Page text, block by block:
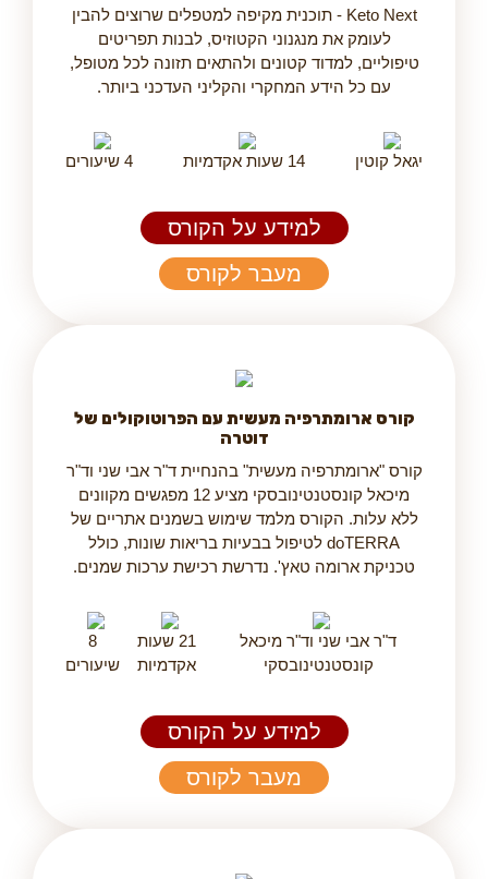
Keto Next - תוכנית מקיפה למטפלים שרוצים להבין
לעומק את מנגנוני הקטוזיס, לבנות תפריטים
טיפוליים, למדוד קטונים ולהתאים תזונה לכל מטופל,
עם כל הידע המחקרי והקליני העדכני ביותר.
יגאל קוטין 14 שעות אקדמיות 4 שיעורים
למידע על הקורס
מעבר לקורס
קורס ארומתרפיה מעשית עם הפרוטוקולים של
דוטרה
קורס "ארומתרפיה מעשית" בהנחיית ד"ר אבי שני וד"ר
מיכאל קונסטנטינובסקי מציע 12 מפגשים מקוונים
ללא עלות. הקורס מלמד שימוש בשמנים אתריים של
doTERRA לטיפול בבעיות בריאות שונות, כולל
טכניקת ארומה טאץ'. נדרשת רכישת ערכות שמנים.
ד"ר אבי שני וד"ר מיכאל
קונסטנטינובסקי
21 שעות
אקדמיות
8
שיעורים
למידע על הקורס
מעבר לקורס